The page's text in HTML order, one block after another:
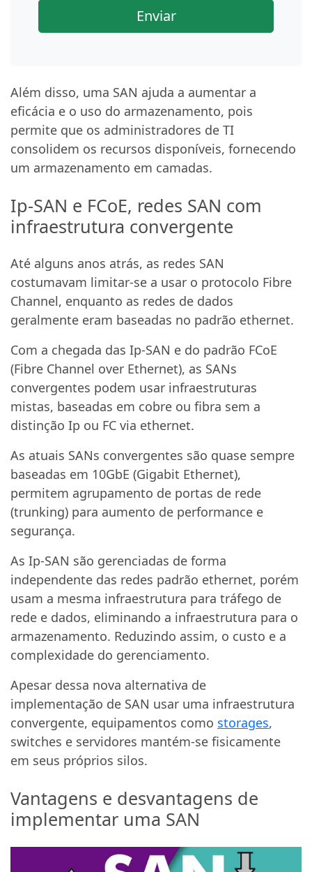
Enviar
Além disso, uma SAN ajuda a aumentar a
eficácia e o uso do armazenamento, pois
permite que os administradores de TI
consolidem os recursos disponíveis, fornecendo
um armazenamento em camadas.
Ip-SAN e FCoE, redes SAN com
infraestrutura convergente
Até alguns anos atrás, as redes SAN
costumavam limitar-se a usar o protocolo Fibre
Channel, enquanto as redes de dados
geralmente eram baseadas no padrão ethernet.
Com a chegada das Ip-SAN e do padrão FCoE
(Fibre Channel over Ethernet), as SANs
convergentes podem usar infraestruturas
mistas, baseadas em cobre ou fibra sem a
distinção Ip ou FC via ethernet.
As atuais SANs convergentes são quase sempre
baseadas em 10GbE (Gigabit Ethernet),
permitem agrupamento de portas de rede
(trunking) para aumento de performance e
segurança.
As Ip-SAN são gerenciadas de forma
independente das redes padrão ethernet, porém
usam a mesma infraestrutura para tráfego de
rede e dados, eliminando a infraestrutura para o
armazenamento. Reduzindo assim, o custo e a
complexidade do gerenciamento.
Apesar dessa nova alternativa de
implementação de SAN usar uma infraestrutura
convergente, equipamentos como storages,
switches e servidores mantém-se fisicamente
em seus próprios silos.
Vantagens e desvantagens de
implementar uma SAN